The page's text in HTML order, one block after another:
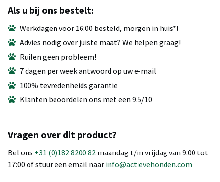
Als u bij ons bestelt:
Werkdagen voor 16:00 besteld, morgen in huis*!
Advies nodig over juiste maat? We helpen graag!
Ruilen geen probleem!
7 dagen per week antwoord op uw e-mail
100% tevredenheids garantie
Klanten beoordelen ons met een 9.5/10
Vragen over dit product?
Bel ons +31 (0)182 8200 82 maandag t/m vrijdag van 9:00 tot
17:00 of stuur een email naar info@actievehonden.com